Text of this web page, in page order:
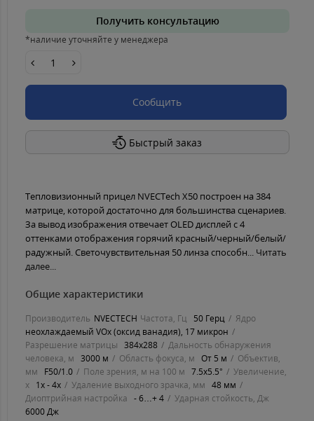
Получить консультацию
*наличие уточняйте у менеджера
Сообщить
Быстрый заказ
Тепловизионный прицел NVECTech X50 построен на 384
матрице, которой достаточно для большинства сценариев.
За вывод изображения отвечает OLED дисплей с 4
оттенками отображения горячий красный/черный/белый/
радужный. Светочувствительная 50 линза способн... Читать
далее...
Общие характеристики
Производитель NVECTECH Частота, Гц 50 Герц
Ядро
неохлаждаемый VOx (оксид ванадия), 17 микрон
Разрешение матрицы 384x288
Дальность обнаружения
человека, м 3000 м Область фокуса, м От 5 м
Объектив,
мм
F50/1.0 Поле зрения, м на 100 м 7.5x5.5°
Увеличение,
х 1x - 4x Удаление выходного зрачка, мм 48 мм
Диоптрийная настройка - 6…+ 4
Ударная стойкость, Дж
6000 Дж